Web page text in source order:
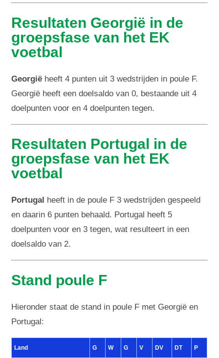
Resultaten Georgië in de
groepsfase van het EK
voetbal
Georgië heeft 4 punten uit 3 wedstrijden in poule F.
Georgië heeft een doelsaldo van 0, bestaande uit 4
doelpunten voor en 4 doelpunten tegen.
Resultaten Portugal in de
groepsfase van het EK
voetbal
Portugal heeft in de poule F 3 wedstrijden gespeeld
en daarin 6 punten behaald. Portugal heeft 5
doelpunten voor en 3 tegen, wat resulteert in een
doelsaldo van 2.
Stand poule F
Hieronder staat de stand in poule F met Georgië en
Portugal:
Land G W G V DV DT P